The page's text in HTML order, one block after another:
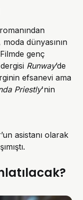
moda dünyasının
genç
Runway’de
efsanevi ama
Priestly'nin
asistanı olarak